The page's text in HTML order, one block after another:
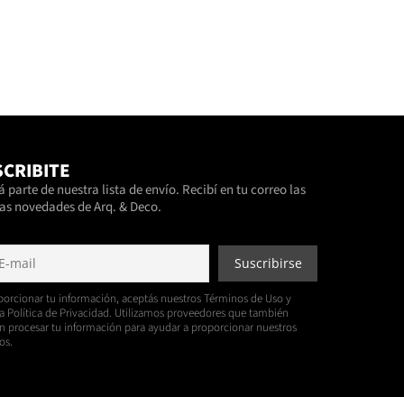
parte de nuestra lista de envío. Recibí en tu correo las
novedades de Arq. & Deco.
tu información, aceptás nuestros Términos de Uso y
Política de Privacidad. Utilizamos proveedores que también
procesar tu información para ayudar a proporcionar nuestros